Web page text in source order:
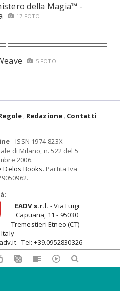
della Magia™ -
17 FOTO
5 FOTO
Redazione Contatti
- ISSN 1974-823X -
di Milano, n. 522 del 5
2006.
Delos Books. Partita Iva
EADV s.r.l. - Via Luigi
Capuana, 11 - 95030
Tremestieri Etneo (CT) -
Italy
- Tel: +39.0952830326